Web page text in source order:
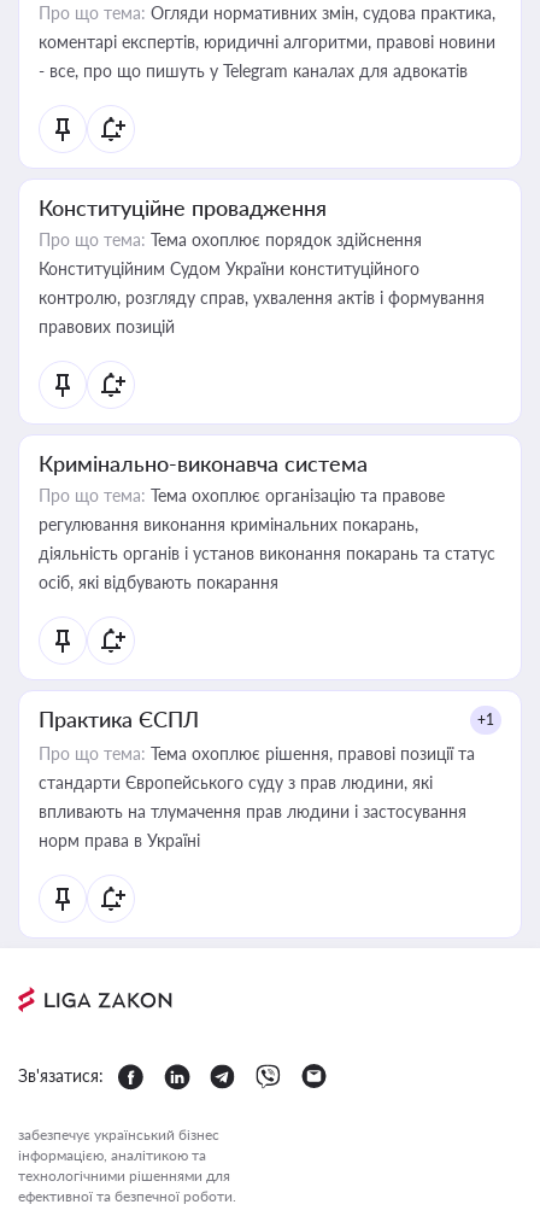
Про що тема: Огляди нормативних змін, судова практика,
коментарі експертів, юридичні алгоритми, правові новини
- все, про що пишуть у Telegram каналах для адвокатів
Конституційне провадження
Про що тема: Тема охоплює порядок здійснення
Конституційним Судом України конституційного
контролю, розгляду справ, ухвалення актів і формування
правових позицій
Кримінально-виконавча система
Про що тема: Тема охоплює організацію та правове
регулювання виконання кримінальних покарань,
діяльність органів і установ виконання покарань та статус
осіб, які відбувають покарання
Практика ЄСПЛ +1
Про що тема: Тема охоплює рішення, правові позиції та
стандарти Європейського суду з прав людини, які
впливають на тлумачення прав людини і застосування
норм права в Україні
Зв'язатися:
забезпечує український бізнес
інформацією, аналітикою та
технологічними рішеннями для
ефективної та безпечної роботи.